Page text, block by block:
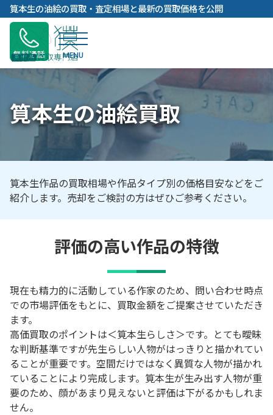
内
容
キ
プ
筧本生の油絵の買取・査定相場と最新の買取価格を公開
無料通話
筧本生の油絵買取
筧本生作品の買取相場や作品タイプ別の価格目安などをご
紹介します。売却をご検討の方はぜひご参考ください。
評価の高い作品の特徴
現在も精力的に活動している作家のため、問い合わせ時点
での市場評価をもとに、買取金額をご提案させていただき
ます。
高価買取のポイントは＜筧本生らしさ＞です。とても曖昧
な判断基準ですが先生らしい人物がはっきりと描かれてい
ることが重要です。空間だけではなく異質な人物が描かれ
ていることにより完成します。筧本生が生み出す人物が重
要のため、顔があまり見えないと評価は下がるかもしれま
せん。